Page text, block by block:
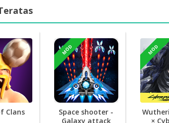
Clans
MOD
Space shooter -
Galaxy attack
MOD
×